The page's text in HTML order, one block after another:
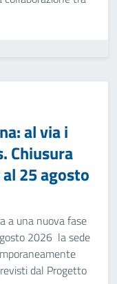
al via i
Chiusura
25 agosto
a una nuova fase
2026 la sede
dal Progetto